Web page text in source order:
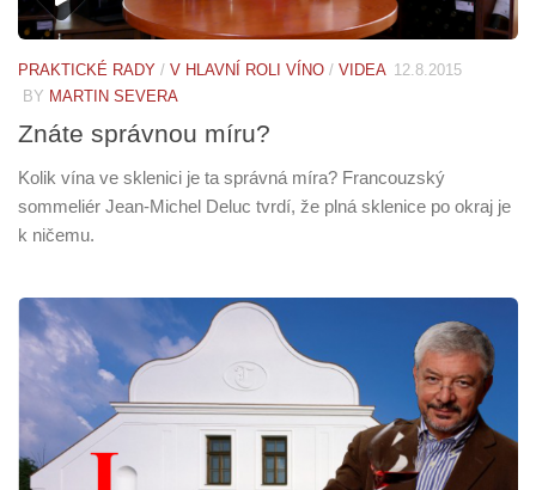
PRAKTICKÉ RADY / V HLAVNÍ ROLI VÍNO / VIDEA 12.8.2015
BY MARTIN SEVERA
Znáte správnou míru?
Kolik vína ve sklenici je ta správná míra? Francouzský
sommeliér Jean-Michel Deluc tvrdí, že plná sklenice po okraj je
k ničemu.